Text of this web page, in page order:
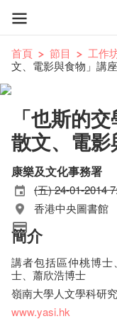
首頁 節目 工作
文、電影與食物」講座
「也斯的
散文、電
康樂及文化事務署
(五) 24-01-2014
香港中央圖書館
簡介
講者包括區仲桃博
士、蕭欣浩博士
嶺南大學人文學科研
www.yasi.hk